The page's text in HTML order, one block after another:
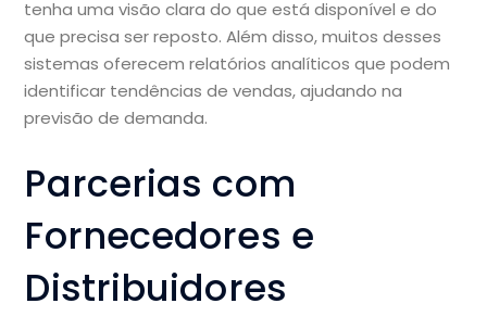
tenha uma visão clara do que está disponível e do
que precisa ser reposto. Além disso, muitos desses
sistemas oferecem relatórios analíticos que podem
identificar tendências de vendas, ajudando na
previsão de demanda.
Parcerias com
Fornecedores e
Distribuidores